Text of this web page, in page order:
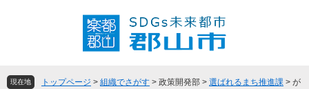
頭
飛現在地 トップページ > 組織でさがす > 政策開発部 > 選ばれるまち推進課 > が